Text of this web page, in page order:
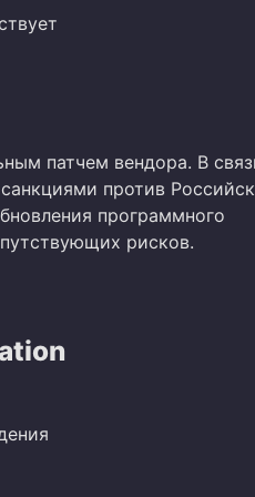
патчем вендора. В
против
программного
рисков.